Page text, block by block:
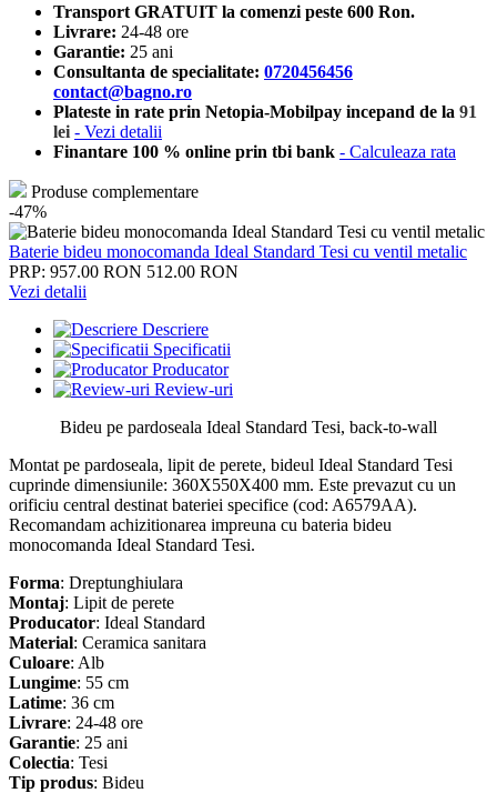
Transport GRATUIT la comenzi peste 600 Ron.
Livrare: 24-48 ore
Garantie: 25 ani
Consultanta de specialitate: 0720456456
contact@bagno.ro
Plateste in rate prin Netopia-Mobilpay incepand de la 91
lei - Vezi detalii
Finantare 100 % online prin tbi bank - Calculeaza rata
Produse complementare
-47%
Baterie bideu monocomanda Ideal Standard Tesi cu ventil metalic
PRP: 957.00 RON 512.00 RON
Vezi detalii
Descriere
Specificatii
Producator
Review-uri
Bideu pe pardoseala Ideal Standard Tesi, back-to-wall
Montat pe pardoseala, lipit de perete, bideul Ideal Standard Tesi
cuprinde dimensiunile: 360X550X400 mm. Este prevazut cu un
orificiu central destinat bateriei specifice (cod: A6579AA).
Recomandam achizitionarea impreuna cu bateria bideu
monocomanda Ideal Standard Tesi.
Forma: Dreptunghiulara
Montaj: Lipit de perete
Producator: Ideal Standard
Material: Ceramica sanitara
Culoare: Alb
Lungime: 55 cm
Latime: 36 cm
Livrare: 24-48 ore
Garantie: 25 ani
Colectia: Tesi
Tip produs: Bideu